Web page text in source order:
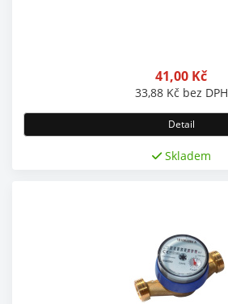
41,00 Kč
33,88 Kč bez DPH
Detail
Skladem